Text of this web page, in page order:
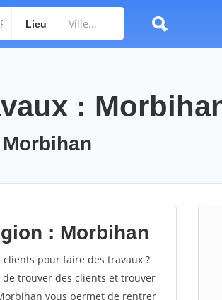
Lieu
:
: Morbihan
pour faire des travaux ?
trouver des clients et trouver
vous permet de rentrer